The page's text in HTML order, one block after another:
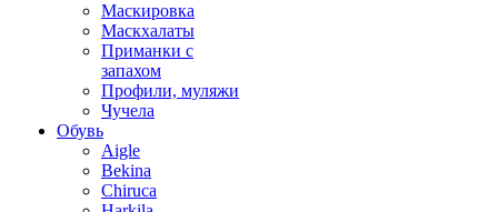
Маскировка
Маскхалаты
Приманки с
запахом
Профили, муляжи
Чучела
Обувь
Aigle
Bekina
Chiruсa